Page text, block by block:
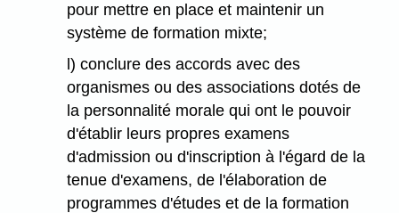
pour mettre en place et maintenir un
système de formation mixte;
l) conclure des accords avec des
organismes ou des associations dotés de
la personnalité morale qui ont le pouvoir
d'établir leurs propres examens
d'admission ou d'inscription à l'égard de la
tenue d'examens, de l'élaboration de
programmes d'études et de la formation